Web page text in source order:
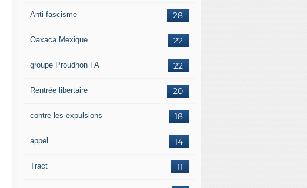
28
Anti-fascisme
22
Oaxaca Mexique
22
groupe Proudhon FA
20
Rentrée libertaire
18
contre les expulsions
14
appel
11
Tract